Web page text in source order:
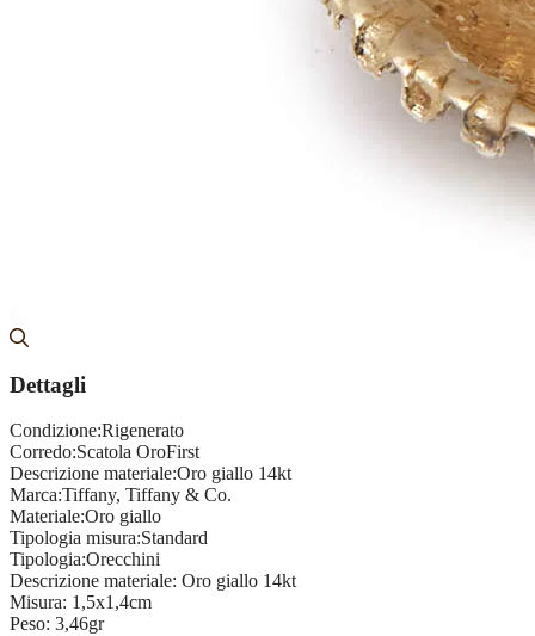
Dettagli
Condizione:Rigenerato
Corredo:Scatola OroFirst
Descrizione materiale:Oro giallo 14kt
Marca:Tiffany, Tiffany & Co.
Materiale:Oro giallo
Tipologia misura:Standard
Tipologia:Orecchini
Descrizione materiale: Oro giallo 14kt
Misura: 1,5x1,4cm
Peso: 3,46gr